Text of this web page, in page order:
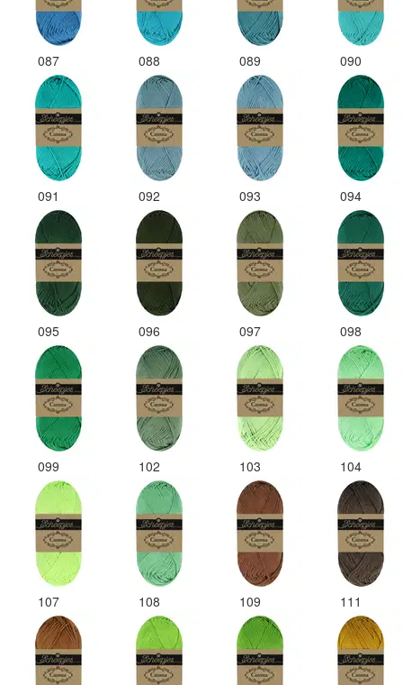
087 088 089 090
091 092 093 094
095 096 097 098
099 102 103 104
107 108 109 111